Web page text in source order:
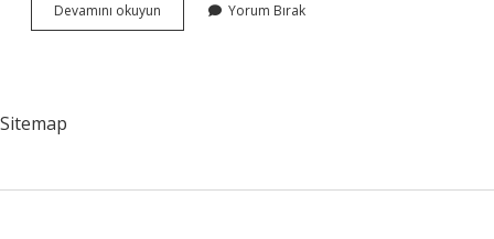
Devamını okuyun
Temel
Yorum Bırak
Sitemap